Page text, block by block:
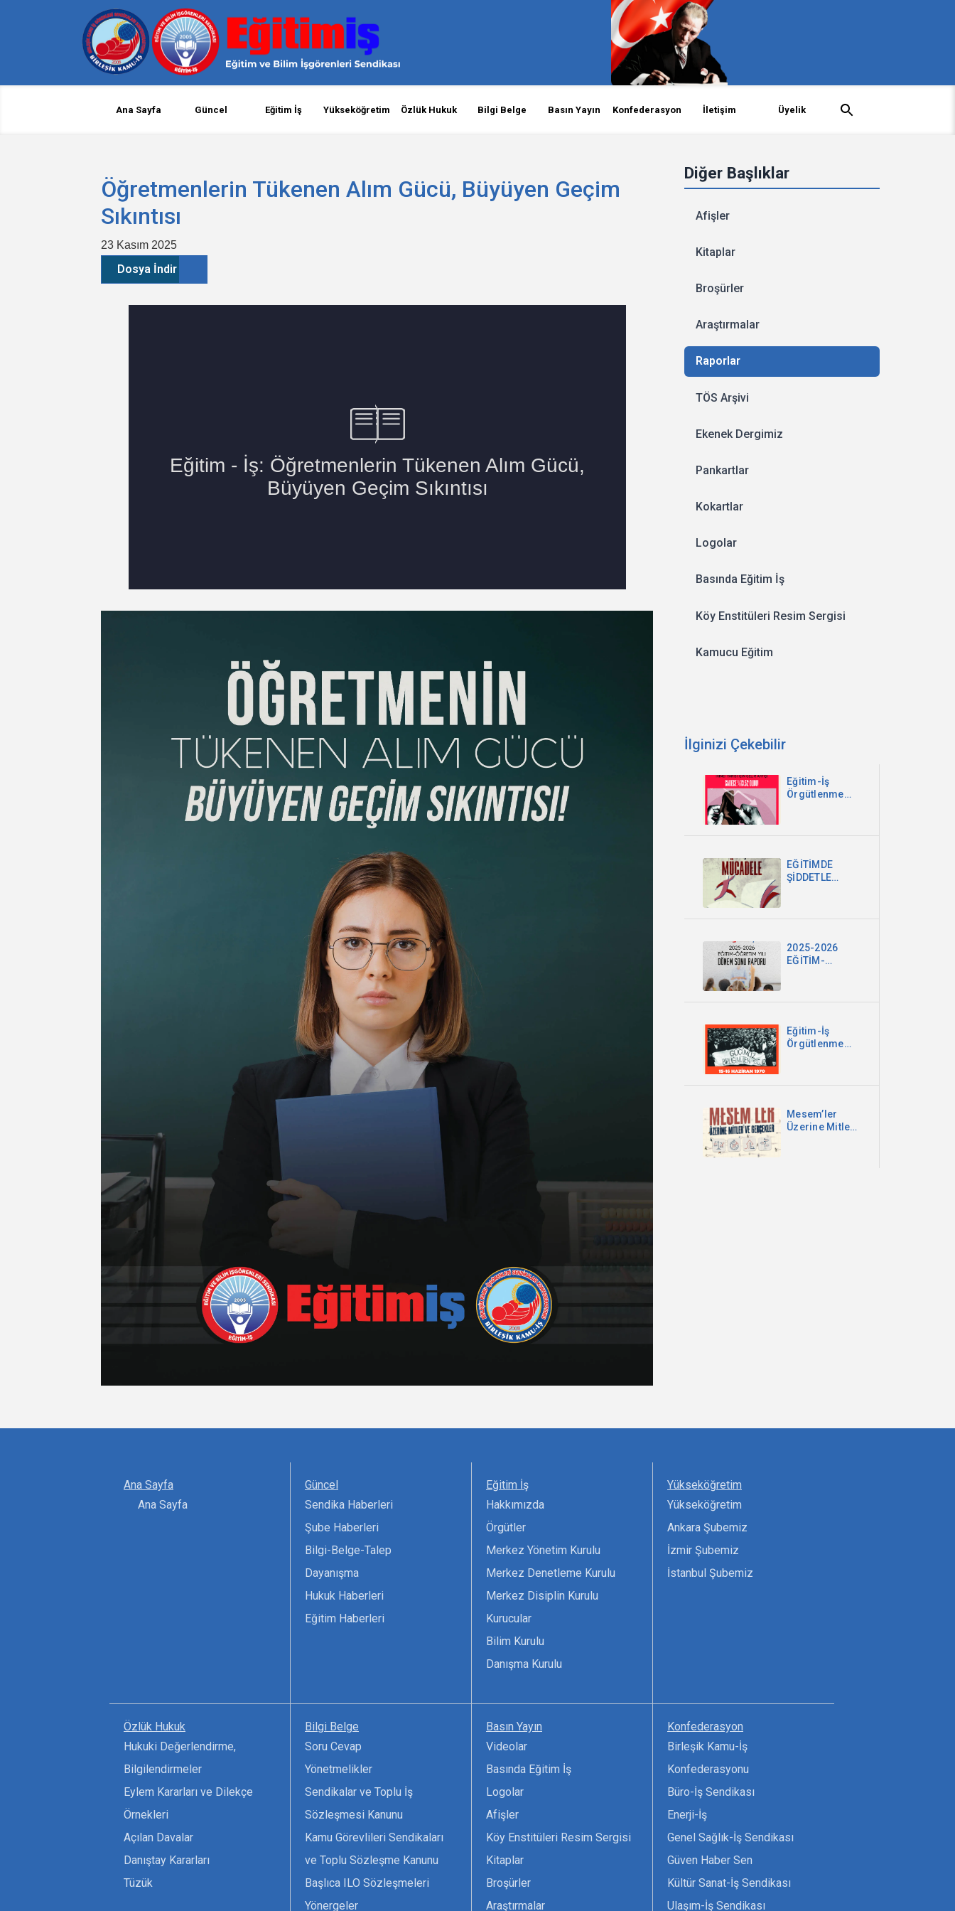
Ana Sayfa Güncel Eğitim İş Yükseköğretim Özlük Hukuk Bilgi Belge Basın Yayın Konfederasyon İletişim Üyelik
Diğer Başlıklar
Afişler
Kitaplar
Broşürler
Araştırmalar
Raporlar
TÖS Arşivi
Ekenek Dergimiz
Pankartlar
Kokartlar
Logolar
Basında Eğitim İş
Köy Enstitüleri Resim Sergisi
Kamucu Eğitim
İlginizi Çekebilir
Eğitim-İş
Örgütlenme
EĞİTİMDE
ŞİDDETLE
MÜMKÜN
OLABİLİR?
2025-2026
EĞİTİM-
Eğitim-İş
Örgütlenme
Mesem’ler
Üzerine Mitler
Öğretmenlerin Tükenen Alım Gücü, Büyüyen Geçim
Sıkıntısı
23 Kasım 2025
Dosya İndir
Ana Sayfa
Ana Sayfa
Güncel
Sendika Haberleri
Şube Haberleri
Bilgi-Belge-Talep
Dayanışma
Hukuk Haberleri
Eğitim Haberleri
Eğitim İş
Hakkımızda
Örgütler
Merkez Yönetim Kurulu
Merkez Denetleme Kurulu
Merkez Disiplin Kurulu
Kurucular
Bilim Kurulu
Danışma Kurulu
Yükseköğretim
Yükseköğretim
Ankara Şubemiz
İzmir Şubemiz
İstanbul Şubemiz
Özlük Hukuk
Hukuki Değerlendirme,
Bilgilendirmeler
Eylem Kararları ve Dilekçe
Örnekleri
Açılan Davalar
Danıştay Kararları
Tüzük
Bilgi Belge
Soru Cevap
Yönetmelikler
Sendikalar ve Toplu İş
Sözleşmesi Kanunu
Kamu Görevlileri Sendikaları
ve Toplu Sözleşme Kanunu
Başlıca ILO Sözleşmeleri
Yönergeler
Basın Yayın
Videolar
Basında Eğitim İş
Logolar
Afişler
Köy Enstitüleri Resim Sergisi
Kitaplar
Broşürler
Araştırmalar
Konfederasyon
Birleşik Kamu-İş
Konfederasyonu
Büro-İş Sendikası
Enerji-İş
Genel Sağlık-İş Sendikası
Güven Haber Sen
Kültür Sanat-İş Sendikası
Ulaşım-İş Sendikası